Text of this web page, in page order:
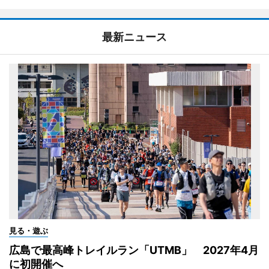
最新ニュース
見る・遊ぶ
広島で最高峰トレイルラン「UTMB」 2027年4月
に初開催へ